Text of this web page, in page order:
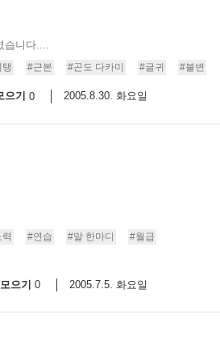
습니다....
탱 #근본 #곤도 다카미 #글귀 #불변
으기 0 2005.8.30. 화요일
#연습 #말 한마디
#월급
모으기 0 2005.7.5. 화요일